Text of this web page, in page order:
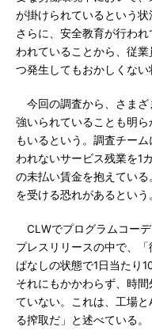
が掛けられているという状
さらに、安全教育が行わ
われていることから、従
つ発生してもおかしくない
今回の調査から、さまざ
強いられていることも明
もいるという。調査チー
われないサービス残業を1
の未払い賃金を抱えてい
を受ける恐れがあるという
CLWでプログラムコーデ
プレスリリースの中で、
ぱなしの状態で1日当たり
それにもかかわらず、時
ていない。これは、工場
る搾取だ」と述べている。